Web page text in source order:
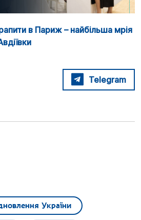
в Париж – найбільша мрія
Telegram
України